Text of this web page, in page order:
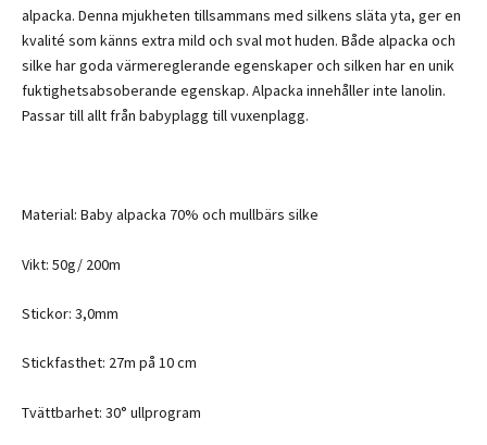
alpacka. Denna mjukheten tillsammans med silkens släta yta, ger en
kvalité som känns extra mild och sval mot huden. Både alpacka och
silke har goda värmereglerande egenskaper och silken har en unik
fuktighetsabsoberande egenskap. Alpacka innehåller inte lanolin.
Passar till allt från babyplagg till vuxenplagg.
Material: Baby alpacka 70% och mullbärs silke
Vikt: 50g/ 200m
Stickor: 3,0mm
Stickfasthet: 27m på 10 cm
Tvättbarhet: 30° ullprogram